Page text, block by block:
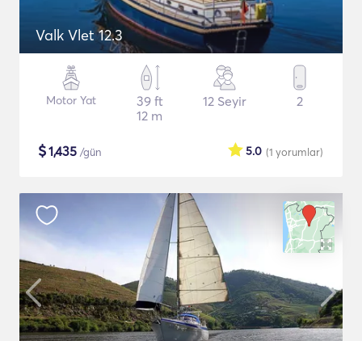
Valk Vlet 12.3
Motor Yat
39 ft
12 m
12 Seyir 2
$1,435 /gün (1 yorumlar)
5.0